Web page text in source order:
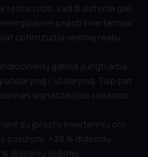
testai rodo, kad ši sistema gali
nei įprasti inverteriniai
optimizuoja veikimą realiu
galima įjungti arba
/ uždarymą. Taip pat
signalizacijos sistemos
su įprastu inverteriniu oro
pasižymi: +39 % didesniu
didesniu šildymo